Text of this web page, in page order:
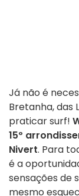
Já não é
Bretanha, das
praticar surf!
15º
Nivert. Para
é a
sensações de
mesmo